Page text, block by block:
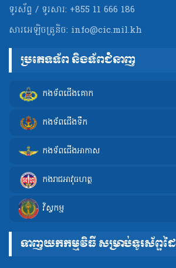
ទូរស័ព្ទ / ទូរសារ: +855 11 666 186
សារអេឡិចត្រូនិច: info@cic.mil.kh
ប្រភេទទ័ព និងទ័ពជំនាញ
កងទ័ពជើងគោក
កងទ័ពជើងទឹក
កងទ័ពជើងអាកាស
កងរាជអាវុធហត្ថ
វិស្វកម្ម
ទាញយកកម្មវិធី សម្រាប់ទូរស័ព្ទដៃ